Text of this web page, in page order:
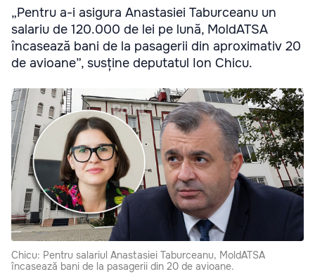
„Pentru a-i asigura Anastasiei Taburceanu un
salariu de 120.000 de lei pe lună, MoldATSA
încasează bani de la pasagerii din aproximativ 20
de avioane”, susține deputatul Ion Chicu.
Chicu: Pentru salariul Anastasiei Taburceanu, MoldATSA
încasează bani de la pasagerii din 20 de avioane.